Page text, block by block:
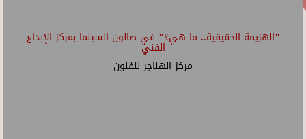
"الهزيمة الحقيقية.. ما هي؟" في صالون السينما بمركز الإبداع
الفني
مركز الهناجر للفنون